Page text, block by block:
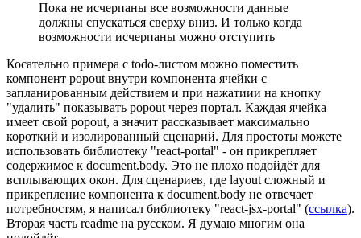
Пока не исчерпаны все возможности данные
должны спускаться сверху вниз. И только когда
возможности исчерпаны можно отступить
Косательно примера с todo-листом можно поместить
компонент popout внутри компонента ячейки с
запланированным действием и при нажатиии на кнопку
"удалить" показывать popout через портал. Каждая ячейка
имеет свой popout, а значит рассказывает максимально
короткий и изолированный сценарий. Для простоты можете
использовать библиотеку "react-portal" - он прикрепляет
содержимое к document.body. Это не плохо подойдёт для
всплывающих окон. Для сценариев, где layout сложный и
прикрепление компонента к document.body не отвечает
потребностям, я написал библиотеку "react-jsx-portal" (ссылка).
Вторая часть readme на русском. Я думаю многим она